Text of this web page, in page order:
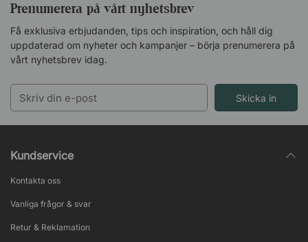
Prenumerera på vårt nyhetsbrev
Få exklusiva erbjudanden, tips och inspiration, och håll dig
uppdaterad om nyheter och kampanjer – börja prenumerera på
vårt nyhetsbrev idag.
Skicka in
Kundservice
Kontakta oss
Vanliga frågor & svar
Retur & Reklamation